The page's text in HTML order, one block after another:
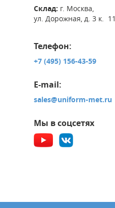
Склад: г. Москва,
ул. Дорожная, д. 3 к. 11
Телефон:
+7 (495) 156-43-59
E-mail:
sales@uniform-met.ru
Мы в соцсетях